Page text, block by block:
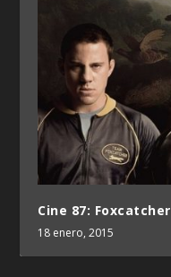
Cine 87: Foxcatcher
18 enero, 2015